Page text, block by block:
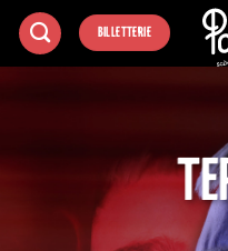
Passer
BILLETTERIE